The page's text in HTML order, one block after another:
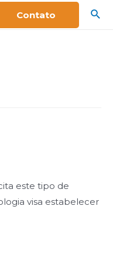
Contato
este tipo de
visa estabelecer